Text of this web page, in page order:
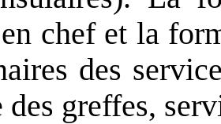
chef et la
des
des greffes,